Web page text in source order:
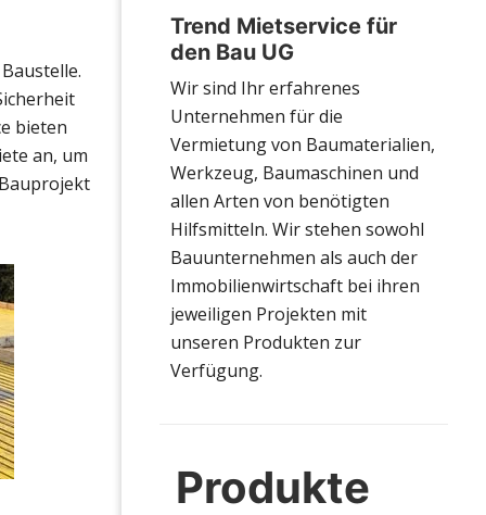
bieten
an, um
Trend Mietservice für
den Bau UG
Wir sind Ihr erfahrenes
Unternehmen für die
Vermietung von Baumaterialien,
Werkzeug, Baumaschinen und
allen Arten von benötigten
Hilfsmitteln. Wir stehen sowohl
Bauunternehmen als auch der
Immobilienwirtschaft bei ihren
jeweiligen Projekten mit
unseren Produkten zur
Verfügung.
Produkte